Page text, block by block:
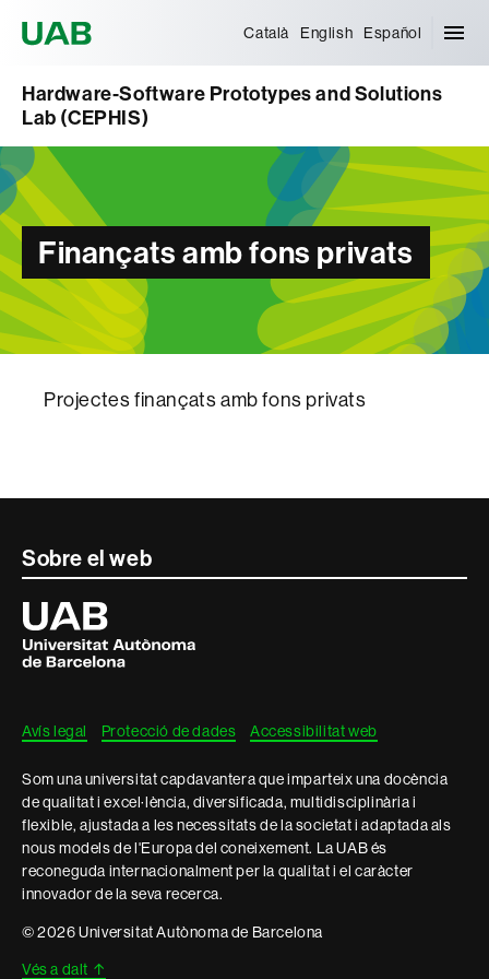
Català English Español
Hardware-Software Prototypes and Solutions
Lab (CEPHIS)
Finançats amb fons privats
Projectes finançats amb fons privats
Contacte
informació
legal
Sobre el web
Universitat
Autònoma
de
Barcelona
Avís legal Protecció de dades Accessibilitat web
Som una universitat capdavantera que imparteix una docència
de qualitat i excel·lència, diversificada, multidisciplinària i
flexible, ajustada a les necessitats de la societat i adaptada als
nous models de l'Europa del coneixement. La UAB és
reconeguda internacionalment per la qualitat i el caràcter
innovador de la seva recerca.
© 2026 Universitat Autònoma de Barcelona
Vés a dalt ↑